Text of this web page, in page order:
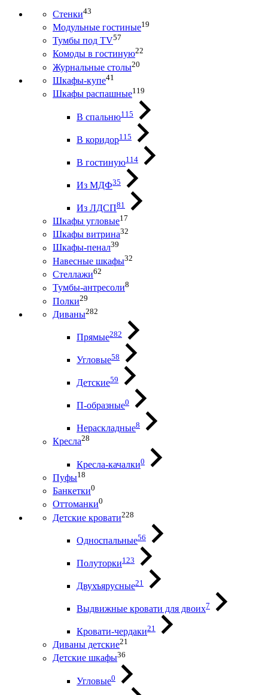
Стенки43
Модульные гостиные19
Тумбы под ТV57
Комоды в гостиную22
Журнальные столы20
Шкафы-купе41
Шкафы распашные119
В спальню115
В коридор115
В гостиную114
Из МДФ35
Из ЛДСП81
Шкафы угловые17
Шкафы витрина32
Шкафы-пенал39
Навесные шкафы32
Стеллажи62
Тумбы-антресоли8
Полки29
Диваны282
Прямые282
Угловые58
Детские59
П-образные0
Нераскладные8
Кресла28
Кресла-качалки0
Пуфы18
Банкетки0
Оттоманки0
Детские кровати228
Односпальные56
Полуторки123
Двухъярусные21
Выдвижные кровати для двоих7
Кровати-чердаки21
Диваны детские21
Детские шкафы36
Угловые0